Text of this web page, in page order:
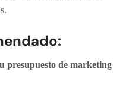
.
presupuesto de marketing